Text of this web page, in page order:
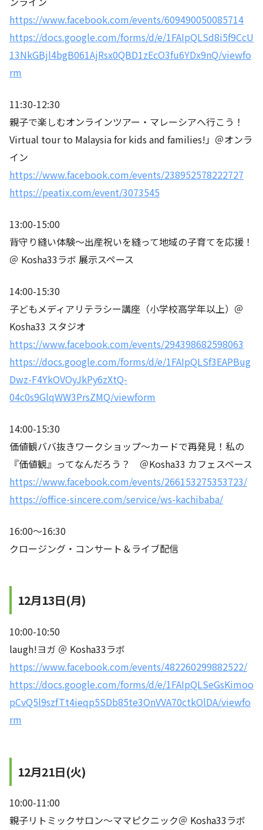
https://www.facebook.com/events/609490050085714
https://docs.google.com/forms/d/e/1FAIpQLSd8i5f9CcU
13NkGBjl4bgB061AjRsx0QBD1zEcO3fu6YDx9nQ/viewfo
rm
11:30-12:30
親子で楽しむオンラインツアー・マレーシアへ行こう！
Virtual tour to Malaysia for kids and families!」＠オンラ
イン
https://www.facebook.com/events/238952578222727
https://peatix.com/event/3073545
13:00-15:00
背守り縫い体験～出産祝いを縫って地域の子育てを応援！
＠ Kosha33ラボ 展示スペース
14:00-15:30
子どもメディアリテラシー講座（小学校高学年以上）＠
Kosha33 スタジオ
https://www.facebook.com/events/294398682598063
https://docs.google.com/forms/d/e/1FAIpQLSf3EAPBug
Dwz-F4YkOVOyJkPy6zXtQ-
04c0s9GlqWW3PrsZMQ/viewform
14:00-15:30
価値観ババ抜きワークショップ～カードで再発見！私の
『価値観』ってなんだろう？ ＠Kosha33 カフェスペース
https://www.facebook.com/events/266153275353723/
https://office-sincere.com/service/ws-kachibaba/
16:00～16:30
クロージング・コンサート＆ライブ配信
12月13日(月)
10:00-10:50
laugh!ヨガ ＠ Kosha33ラボ
https://www.facebook.com/events/482260299882522/
https://docs.google.com/forms/d/e/1FAIpQLSeGsKimoo
pCvQ5l9szfTt4ieqp5SDb85te3OnVVA70ctkOlDA/viewfo
rm
12月21日(火)
10:00-11:00
親子リトミックサロン～ママピクニック＠ Kosha33ラボ